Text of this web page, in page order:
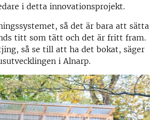
i detta innovationsprojekt.
så det är bara att sätta
titt som tätt och det är fritt fram.
så se till att ha det bokat, säger
i Alnarp.